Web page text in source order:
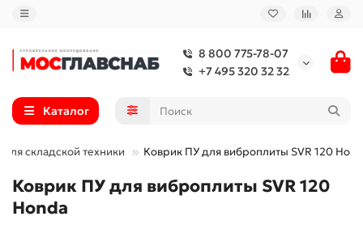
8 800 775-78-07
+7 495 320 32 32
Каталог
для складской техники Коврик ПУ для виброплиты SVR 120
Коврик ПУ для виброплиты SVR 120
Honda